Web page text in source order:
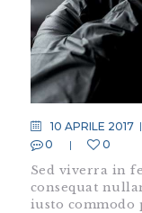
10 APRILE 2017
0
0
Sed viverra in
consequat
iusto commodo